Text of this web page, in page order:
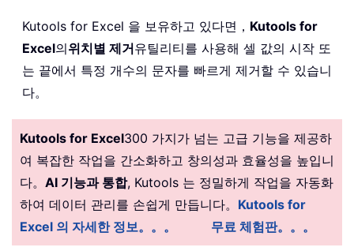
Kutools for Excel 을 보유하고 있다면， Kutools for
Excel의위치별 제거유틸리티를 사용해 셀 값의 시작 또
는 끝에서 특정 개수의 문자를 빠르게 제거할 수 있습니
다。
Kutools for Excel300 가지가 넘는 고급 기능을 제공하
여 복잡한 작업을 간소화하고 창의성과 효율성을 높입니
다。 AI 기능과 통합, Kutools 는 정밀하게 작업을 자동화
하여 데이터 관리를 손쉽게 만듭니다。 Kutools for
Excel 의 자세한 정보。。。
무료 체험판。。。